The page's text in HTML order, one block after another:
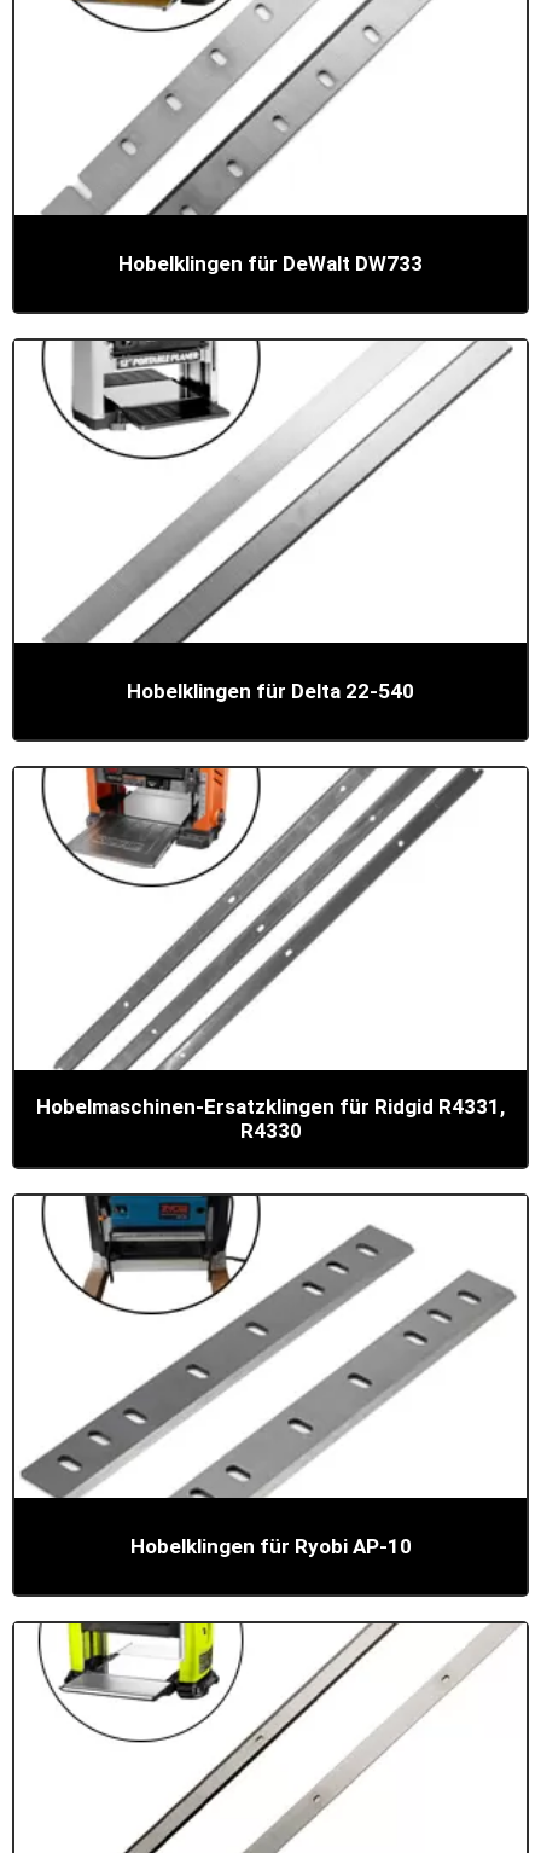
Hobelklingen für DeWalt DW733
Hobelklingen für Delta 22-540
Hobelmaschinen-Ersatzklingen für Ridgid R4331,
R4330
Hobelklingen für Ryobi AP-10